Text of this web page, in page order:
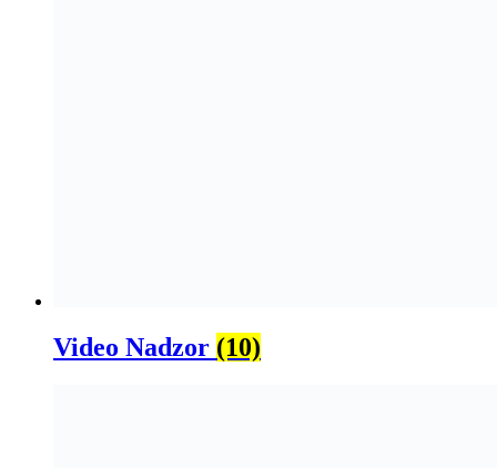
Video Nadzor (10)